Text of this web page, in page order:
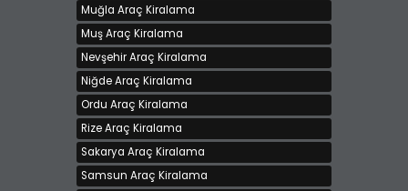
Muğla Araç Kiralama
Muş Araç Kiralama
Nevşehir Araç Kiralama
Niğde Araç Kiralama
Ordu Araç Kiralama
Rize Araç Kiralama
Sakarya Araç Kiralama
Samsun Araç Kiralama